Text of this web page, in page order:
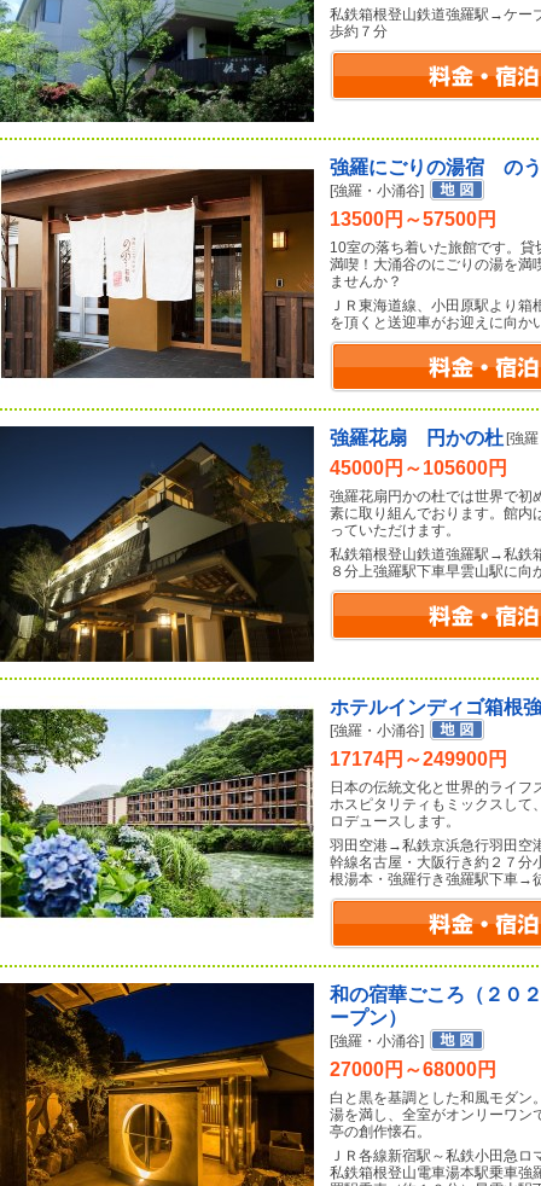
私鉄箱根登山鉄道強羅駅→ケー
歩約７分
強羅にごりの湯宿 の
[強羅・小涌谷]
13500円～57500円
10室の落ち着いた旅館です。
満喫！大涌谷のにごりの湯を満
ませんか？
ＪＲ東海道線、小田原駅より
を頂くと送迎車がお迎えに向か
強羅花扇 円かの杜 [強
45000円～105600円
強羅花扇円かの杜では世界で初
素に取り組んでおります。館内
っていただけます。
私鉄箱根登山鉄道強羅駅→私鉄
８分上強羅駅下車早雲山駅に
ホテルインディゴ箱
[強羅・小涌谷]
17174円～249900円
日本の伝統文化と世界的ライ
ホスピタリティもミックスして
ロデュースします。
羽田空港→私鉄京浜急行羽田空
幹線名古屋・大阪行き約２７
根湯本・強羅行き強羅駅下車→
和の宿華ごころ（２０
ープン）
[強羅・小涌谷]
27000円～68000円
白と黒を基調とした和風モダン
湯を満し、全室がオンリーワン
亭の創作懐石。
ＪＲ各線新宿駅～私鉄小田急
私鉄箱根登山電車湯本駅乗車強